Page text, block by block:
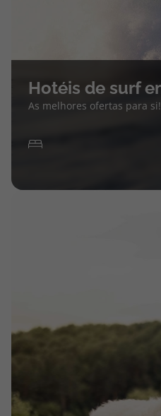
Hotéis de surf
As melhores ofertas para si!